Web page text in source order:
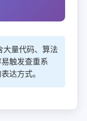
大量代码、算法
触发查重系
达方式。